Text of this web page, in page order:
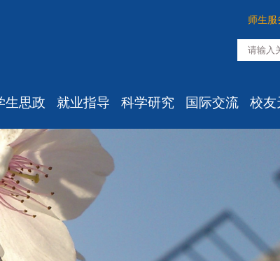
师生服
生思政
重要通知
新闻动态
机构设置
本科生思政
研究生思政
就业指导 科学研究 国际交流
出国出境
国际学生
校友
校友